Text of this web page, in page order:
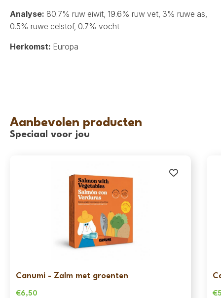
Analyse: 80.7% ruw eiwit, 19.6% ruw vet, 3% ruwe as,
0.5% ruwe celstof, 0.7% vocht
Herkomst: Europa
Aanbevolen producten
Speciaal voor jou
Canumi - Zalm met groenten
€6,50 €